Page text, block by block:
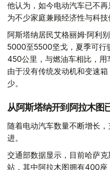
他认为，如今电动汽车已不
为不少家庭兼顾经济性与科技
阿斯塔纳居民艾格丽姆·阿利
5000至5500坚戈，夏季可
450公里，与燃油车相比，用
由于没有传统发动机和变速
少。
从阿斯塔纳开到阿拉木图
随着电动汽车数量不断增长
进。
交通部数据显示，目前哈萨
站，其中阿拉木图拥有400